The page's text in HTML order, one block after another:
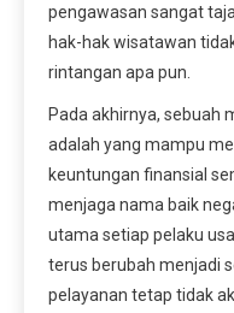
pengawasan sangat
hak-hak wisatawan
rintangan apa pun.
Pada akhirnya, sebuah
adalah yang mampu
keuntungan finansial
menjaga nama baik
utama setiap pelaku
terus berubah menjadi
pelayanan tetap tidak